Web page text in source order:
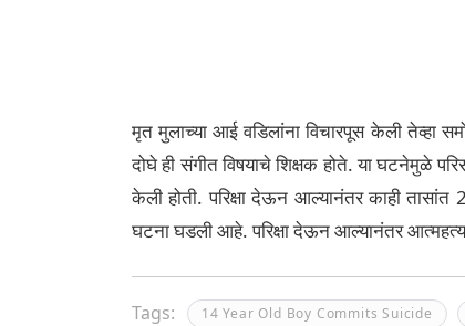
मृत मुलाच्या आई वडिलांना विचारपूस केली तेव्हा
दोघे ही संगीत विषयाचे शिक्षक होते. या घटनेमुळे
केली होती. परिक्षा देऊन आल्यानंतर काही
घटना घडली आहे. परिक्षा देऊन आल्यानंतर
Tags: 14 Year Old Boy Commits Suicide